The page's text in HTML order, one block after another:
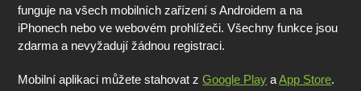
funguje na všech mobilních zařízení s Androidem a na
iPhonech nebo ve webovém prohlížeči. Všechny funkce jsou
zdarma a nevyžadují žádnou registraci.
Mobilní aplikaci můžete stahovat zGoogle Play aApp Store.